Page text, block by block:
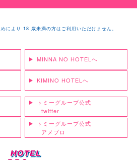
により 18 歳未満の方はご利用いただけません。
MINNA NO HOTELへ
KIMINO HOTELへ
トミーグループ公式
twitter
トミーグループ公式
アメブロ